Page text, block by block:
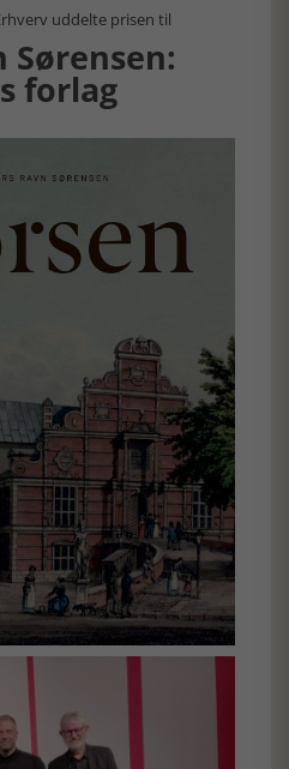
uddelte prisen til
Sørensen:
forlag